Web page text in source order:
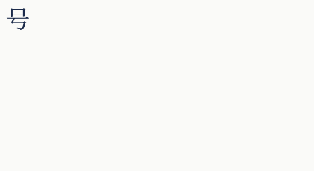
号